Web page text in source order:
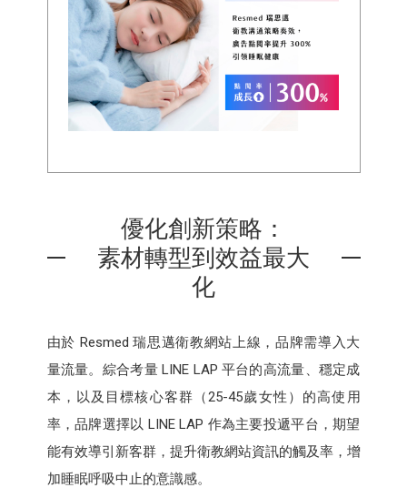
優化創新策略：
素材轉型到效益最大
化
由於 Resmed 瑞思邁衛教網站上線，品牌需導入大
量流量。綜合考量 LINE LAP 平台的高流量、穩定成
本，以及目標核心客群（25-45歲女性）的高使用
率，品牌選擇以 LINE LAP 作為主要投遞平台，期望
能有效導引新客群，提升衛教網站資訊的觸及率，增
加睡眠呼吸中止的意識感。